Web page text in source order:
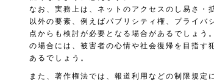
なお、実務上は、ネットのアクセスのし易さ・
以外の要素、例えばパブリシティ権、プライバ
点からも検討が必要となる場合があるでしょう
の場合には、被害者の心情や社会復帰を目指す
あるでしょう。
また、著作権法では、報道利用などの制限規定